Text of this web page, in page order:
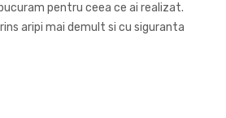
pentru ceea ce ai realizat.
aripi mai demult si cu siguranta